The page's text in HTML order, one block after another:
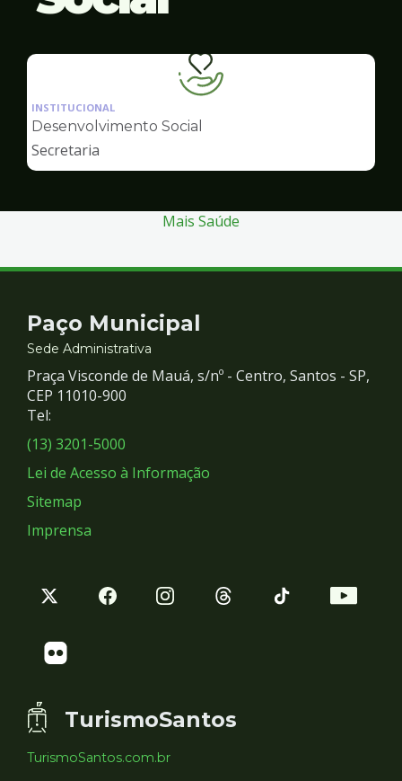
Ilustração
da
pagina
INSTITUCIONAL
Desenvolvimento Social
Secretaria
Mais Saúde
Contato
e
Redes
Sociais
Paço Municipal
Sede Administrativa
Praça Visconde de Mauá, s/nº - Centro, Santos - SP,
CEP 11010-900
Tel:
(13) 3201-5000
Lei de Acesso à Informação
Sitemap
Imprensa
TurismoSantos
TurismoSantos.com.br